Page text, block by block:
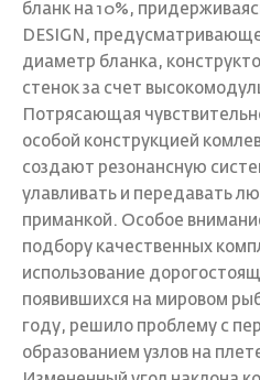
бланк на 10%,
DESIGN,
диаметр бланка,
стенок за счет
Потрясающая
особой конструкцией
создают резонансную
улавливать и передавать
приманкой. Особое
подбору качественных
использование
появившихся на мировом
году, решило проблему с
образованием узлов на